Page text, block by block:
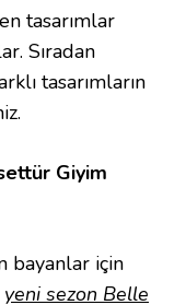
tasarımlar
Sıradan
tasarımların
Giyim
bayanlar için
yeni sezon Belle